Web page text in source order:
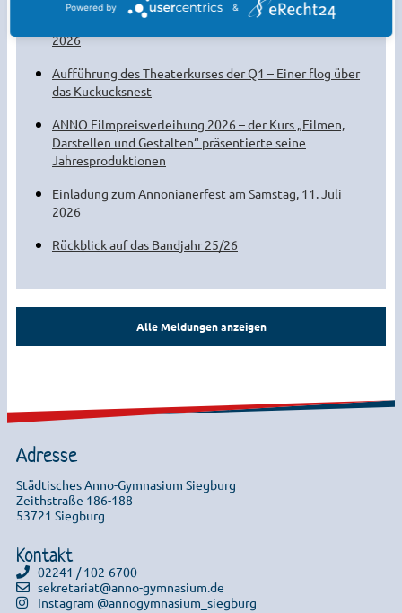
Willkommen am Anno! Der Kennenlernnachmittag
2026
Aufführung des Theaterkurses der Q1 – Einer flog über
das Kuckucksnest
ANNO Filmpreisverleihung 2026 – der Kurs „Filmen,
Darstellen und Gestalten“ präsentierte seine
Jahresproduktionen
Einladung zum Annonianerfest am Samstag, 11. Juli
2026
Rückblick auf das Bandjahr 25/26
Alle Meldungen anzeigen
Adresse
Städtisches Anno-Gymnasium Siegburg
Zeithstraße 186-188
53721 Siegburg
Kontakt
02241 / 102-6700
sekretariat@anno-gymnasium.de
Instagram @annogymnasium_siegburg
Powered by &